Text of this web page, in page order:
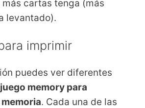
cartas tenga (más
levantado).
imprimir
puedes ver diferentes
juego memory para
. Cada una de las